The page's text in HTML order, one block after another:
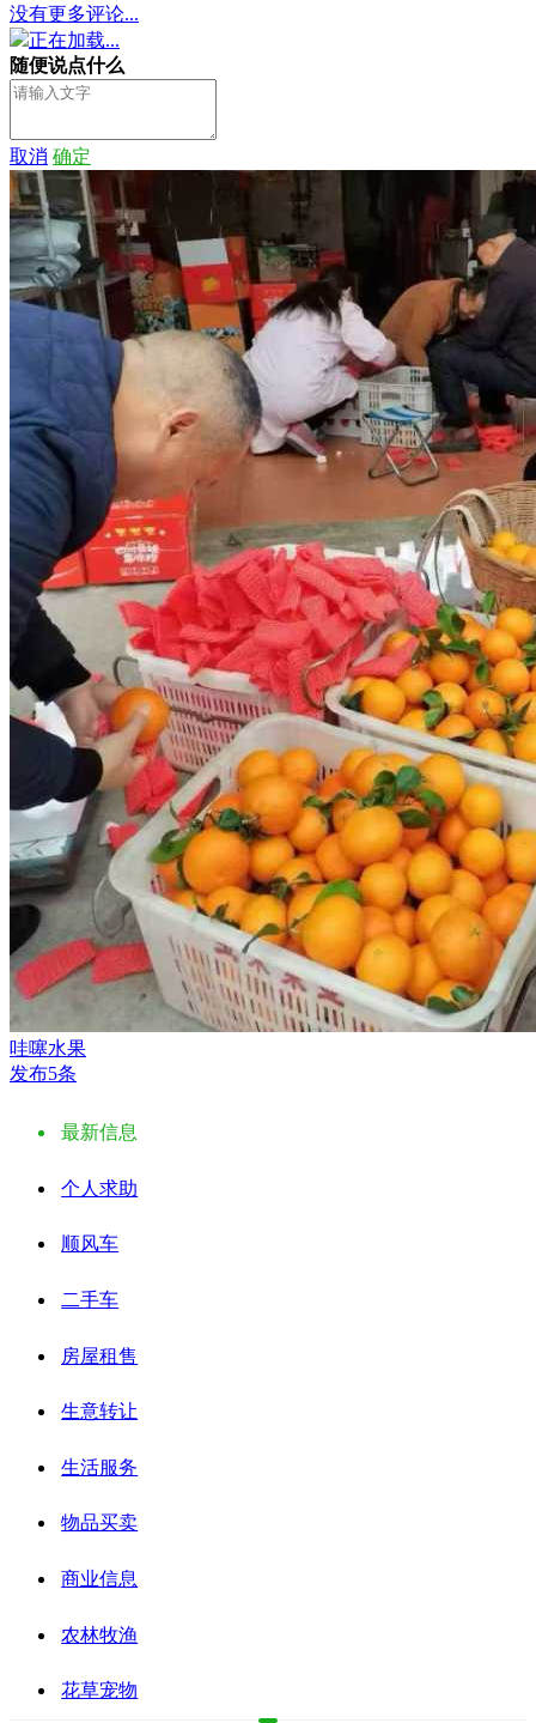
没有更多评论...
正在加载...
随便说点什么
取消 确定
哇噻水果
发布5条
最新信息
个人求助
顺风车
二手车
房屋租售
生意转让
生活服务
物品买卖
商业信息
农林牧渔
花草宠物